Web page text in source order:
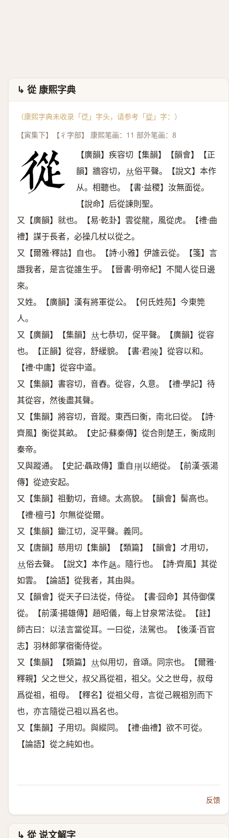
↳ 從 康熙字典
（康熙字典未收录「徔」字头，请参考「從 」字：）
【寅集下】【彳字部】 康熙笔画：11 部外笔画：8
【廣韻】疾容切【集韻】【韻會】【正
韻】牆容切， 𠀤俗平聲。【說文】本作
从。相聽也。【書·益稷】汝無面從。
【說命】后從諫則聖。
又【廣韻】就也。【易·乾卦】雲從龍，風從虎。【禮·曲
禮】謀于長者，必操几杖以從之。
又【爾雅·釋詁】自也。【詩·小雅】伊誰云從。【箋】言
譖我者，是言從誰生乎。【晉書·明帝紀】不聞人從日邊
來。
又姓。【廣韻】漢有將軍從公。【何氏姓苑】今東筦
人。
又【廣韻】【集韻】 𠀤七恭切，促平聲。【廣韻】從容
也。【正韻】從容，舒緩貌。【書·君𨻰 】從容以和。
【禮·中庸】從容中道。
又【集韻】書容切，音舂。從容，久意。【禮·學記】待
其從容，然後盡其聲。
又【集韻】將容切，音蹤。東西曰衡，南北曰從。【詩·
齊風】衡從其畝。【史記·蘇秦傳】從合則楚王，衡成則
秦帝。
又與蹤通。【史記·聶政傳】重自𠛬以絕從。【前漢·張湯
傳】從迹安起。
又【集韻】祖動切，音總。太高貌。【韻會】髻高也。
【禮·檀弓】尔無從從爾。
又【集韻】鋤江切，浞平聲。義同。
又【唐韻】慈用切【集韻】【類篇】【韻會】才用切，
𠀤俗去聲。【說文】本作𨑢 。隨行也。【詩·齊風】其從
如雲。【論語】從我者，其由與。
又【韻會】從天子曰法從，侍從。【書·囧命】其侍御僕
從。【前漢·揚雄傳】趙昭儀，每上甘泉常法從。【註】
師古曰：以法言當從耳。一曰從，法駕也。【後漢·百官
志】羽林郞掌宿衞侍從。
又【集韻】【類篇】 𠀤似用切，音頌。同宗也。【爾雅·
釋親】父之世父，叔父爲從祖，祖父。父之世母，叔母
爲從祖，祖母。【釋名】從祖父母，言從己親祖別而下
也，亦言隨從己祖以爲名也。
又【集韻】子用切。與縱同。【禮·曲禮】欲不可從。
【論語】從之純如也。
反馈
↳ 從 说文解字